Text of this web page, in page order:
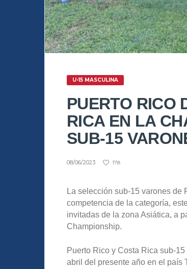
U-15 MASCULINA
PUERTO RICO
RICA EN LA
SUB-15
08/06/2023 178
La selección sub-15 varones de
competencia de la categoría,
invitadas de la zona Asiática, a
Championship.
Puerto Rico y Costa Rica sub-
abril del presente año en el país